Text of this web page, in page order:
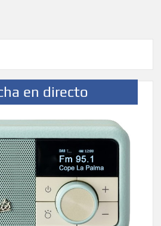
en directo